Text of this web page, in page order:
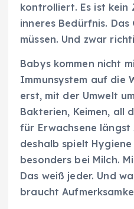
kontrolliert. Es ist kein
inneres Bedürfnis. Das
müssen. Und zwar
Babys kommen nicht
Immunsystem auf die
erst, mit der Umwelt
Bakterien, Keimen, all
für Erwachsene längst
deshalb spielt
besonders bei Milch.
Das weiß jeder. Und
braucht